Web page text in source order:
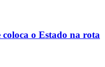
o Estado na rota